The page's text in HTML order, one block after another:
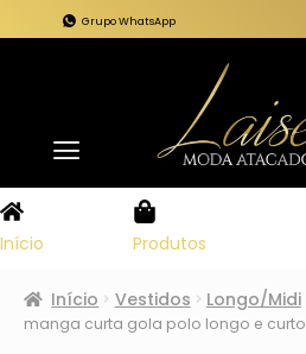
Grupo WhatsApp
Início Produtos
Início Vestidos Longo/Midi
manga curta gola polo longo e curto